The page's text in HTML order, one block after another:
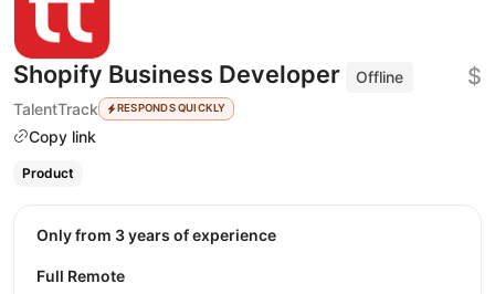
Shopify Business Developer
Offline
TalentTrack
RESPONDS QUICKLY
Copy link
$
Product
Only from 3 years of experience
Full Remote